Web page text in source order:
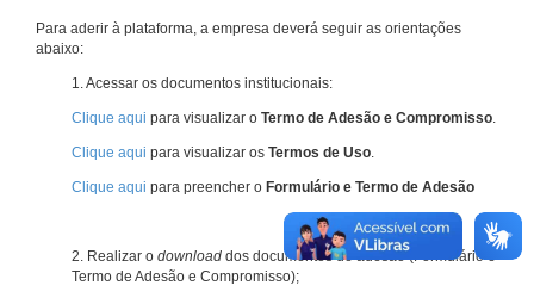
Para aderir à plataforma, a empresa deverá seguir as orientações
abaixo:
1. Acessar os documentos institucionais:
Clique aqui para visualizar o Termo de Adesão e Compromisso.
Clique aqui para visualizar os Termos de Uso.
Clique aqui para preencher o Formulário e Termo de Adesão
2. Realizar o download dos documentos de adesão (Formulário e
Termo de Adesão e Compromisso);